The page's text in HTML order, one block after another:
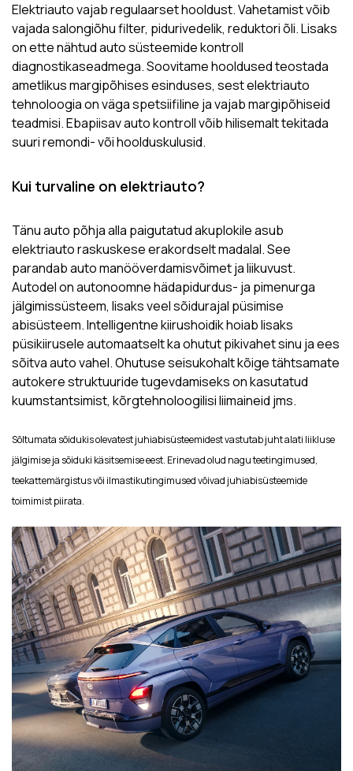
Elektriauto vajab regulaarset hooldust. Vahetamist võib
vajada salongiõhu filter, pidurivedelik, reduktori õli. Lisaks
on ette nähtud auto süsteemide kontroll
diagnostikaseadmega. Soovitame hooldused teostada
ametlikus margipõhises esinduses, sest elektriauto
tehnoloogia on väga spetsiifiline ja vajab margipõhiseid
teadmisi. Ebapiisav auto kontroll võib hilisemalt tekitada
suuri remondi- või hoolduskulusid.
Kui turvaline on elektriauto?
Tänu auto põhja alla paigutatud akuplokile asub
elektriauto raskuskese erakordselt madalal. See
parandab auto manööverdamisvõimet ja liikuvust.
Autodel on autonoomne hädapidurdus- ja pimenurga
jälgimissüsteem, lisaks veel sõidurajal püsimise
abisüsteem. Intelligentne kiirushoidik hoiab lisaks
püsikiirusele automaatselt ka ohutut pikivahet sinu ja ees
sõitva auto vahel. Ohutuse seisukohalt kõige tähtsamate
autokere struktuuride tugevdamiseks on kasutatud
kuumstantsimist, kõrgtehnoloogilisi liimaineid jms.
Sõltumata sõidukis olevatest juhiabisüsteemidest vastutab juht alati liikluse
jälgimise ja sõiduki käsitsemise eest. Erinevad olud nagu teetingimused,
teekattemärgistus või ilmastikutingimused võivad juhiabisüsteemide
toimimist piirata.